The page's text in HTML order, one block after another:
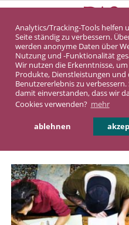
Analytics/Tracking-Tools helfen
Seite ständig zu verbessern.
werden anonyme Daten über
Nutzung und -Funktionalität
Wir nutzen die Erkenntnisse,
Produkte, Dienstleistungen und
Benutzererlebnis zu verbessern.
damit einverstanden, dass wir
Cookies verwenden? mehr
ablehnen
Beliebtheit von
DASINVEST
Beliebtheit von
steigt